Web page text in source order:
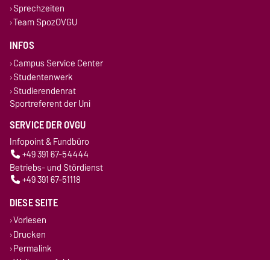
Sprechzeiten
Team SpozOVGU
INFOS
Campus Service Center
Studentenwerk
Studierendenrat
Sportreferent der Uni
SERVICE DER OVGU
Infopoint & Fundbüro
+49 391 67-54444
Betriebs- und Stördienst
+49 391 67-51118
DIESE SEITE
Vorlesen
Drucken
Permalink